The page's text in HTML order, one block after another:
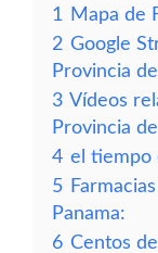
1
Mapa de
2 Google
Provincia
3 Vídeos
Provincia
4 el tiempo
5
Panama:
6 Centos